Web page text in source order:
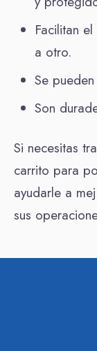
Facilitan
a otro.
Se
Son
Si necesitas
carrito para
ayudarle a
sus